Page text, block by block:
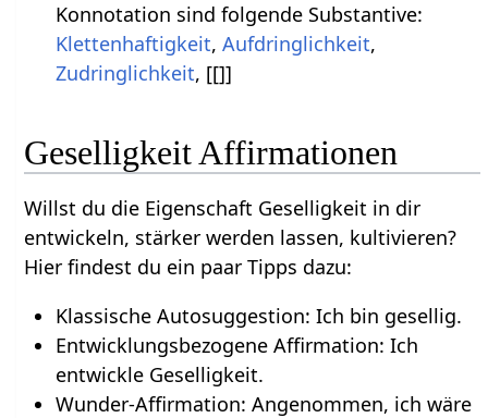
Konnotation sind folgende Substantive:
Klettenhaftigkeit, Aufdringlichkeit,
Zudringlichkeit, [[]]
Geselligkeit Affirmationen
Willst du die Eigenschaft Geselligkeit in dir
entwickeln, stärker werden lassen, kultivieren?
Hier findest du ein paar Tipps dazu:
Klassische Autosuggestion: Ich bin gesellig.
Entwicklungsbezogene Affirmation: Ich
entwickle Geselligkeit.
Wunder-Affirmation: Angenommen, ich wäre